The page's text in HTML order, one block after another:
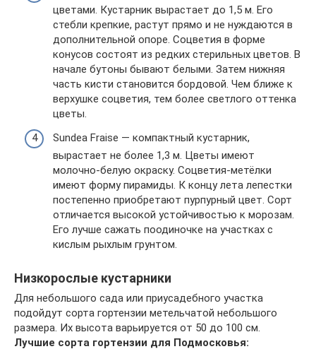
цветами. Кустарник вырастает до 1,5 м. Его
стебли крепкие, растут прямо и не нуждаются в
дополнительной опоре. Соцветия в форме
конусов состоят из редких стерильных цветов. В
начале бутоны бывают белыми. Затем нижняя
часть кисти становится бордовой. Чем ближе к
верхушке соцветия, тем более светлого оттенка
цветы.
Sundea Fraise — компактный кустарник,
вырастает не более 1,3 м. Цветы имеют
молочно-белую окраску. Соцветия-метёлки
имеют форму пирамиды. К концу лета лепестки
постепенно приобретают пурпурный цвет. Сорт
отличается высокой устойчивостью к морозам.
Его лучше сажать поодиночке на участках с
кислым рыхлым грунтом.
Низкорослые кустарники
Для небольшого сада или приусадебного участка
подойдут сорта гортензии метельчатой небольшого
размера. Их высота варьируется от 50 до 100 см.
Лучшие сорта гортензии для Подмосковья: